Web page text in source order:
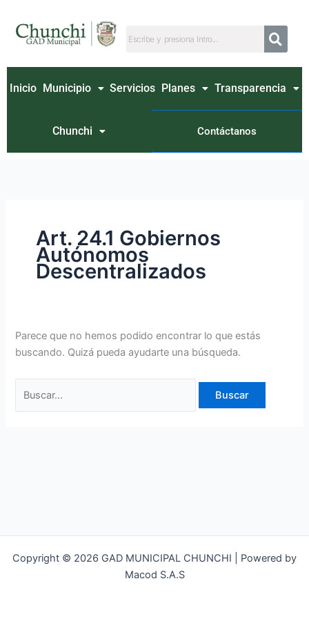
contenido
Inicio Municipio Servicios Planes Transparencia
Chunchi Contáctanos
Art. 24.1 Gobiernos
Autónomos
Descentralizados
Parece que no hemos podido encontrar lo que estás
buscando. Quizá pueda ayudarte una búsqueda.
por:
Copyright © 2026 GAD MUNICIPAL CHUNCHI | Powered by
Macod S.A.S